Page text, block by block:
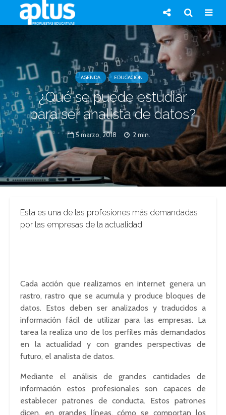
AGENDA EDUCACIÓN
¿Qué se puede estudiar
para ser analista de datos?
5 marzo, 2018 2 min.
Esta es una de las profesiones más demandadas
por las empresas de la actualidad
Cada acción que realizamos en internet genera un
rastro, rastro que se acumula y produce bloques de
datos. Estos deben ser analizados y traducidos a
información fácil de utilizar para las empresas. La
tarea la realiza uno de los perfiles más demandados
en la actualidad y con grandes perspectivas de
futuro, el analista de datos.
Mediante el análisis de grandes cantidades de
información estos profesionales son capaces de
establecer patrones de conducta. Estos patrones
dicen, en grandes líneas, cómo se comportan los